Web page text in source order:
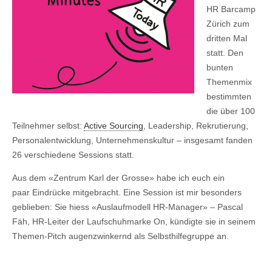
HR Barcamp
Zürich zum
dritten Mal
statt. Den
bunten
Themenmix
bestimmten
die über 100
Teilnehmer selbst: Active Sourcing , Leadership, Rekrutierung,
Personalentwicklung, Unternehmenskultur – insgesamt fanden
26 verschiedene Sessions statt.
Aus dem «Zentrum Karl der Grosse» habe ich euch ein
paar Eindrücke mitgebracht. Eine Session ist mir besonders
geblieben: Sie hiess «Auslaufmodell HR-Manager» – Pascal
Fäh, HR-Leiter der Laufschuhmarke On, kündigte sie in seinem
Themen-Pitch augenzwinkernd als Selbsthilfegruppe an.